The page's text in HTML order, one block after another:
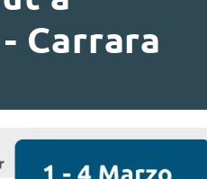
Carrara